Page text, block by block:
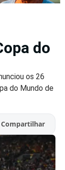
do
os 26
do Mundo de
Compartilhar